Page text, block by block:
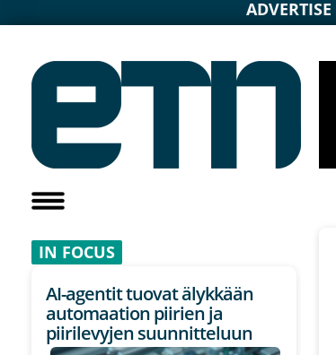
ADVERTISE
IN FOCUS
AI-agentit tuovat älykkään
automaation piirien ja
piirilevyjen suunnitteluun